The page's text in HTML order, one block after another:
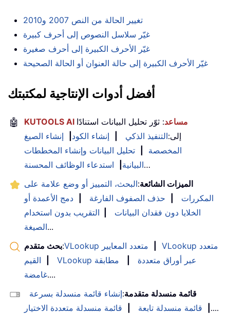
تغيير الحالة من النص 2007 و2010
غيّر سلاسل النصوص إلى أحرف كبيرة
غيّر الأحرف الكبيرة إلى أحرف صغيرة
غيّر الأحرف الكبيرة إلى حالة العنوان أو الحالة الصحيحة
أفضل أدوات الإنتاجية لمكتبتك
🤖 KUTOOLS AI مساعد: ثوّر تحليل البيانات استنادًا
إلى:التنفيذ الذكي إنشاء الكود
إنشاء الصيغ
المخصصة
تحليل البيانات وإنشاء المخططات
البيانية
استدعاء الوظائف المحسنة
…
الميزات الشائعة:البحث، التمييز أو وضع علامة على
المكررات
حذف الصفوف الفارغة
دمج الأعمدة أو
الخلايا دون فقدان البيانات
التقريب بدون استخدام
الصيغة...
بحث متقدم: VLookup متعدد المعايير
VLookup متعدد
القيم
VLookup عبر أوراق متعددة
مطابقة
غامضة....
قائمة منسدلة متقدمة:إنشاء قائمة منسدلة بسرعة
قائمة منسدلة تابعة قائمة منسدلة متعددة الاختيار
....